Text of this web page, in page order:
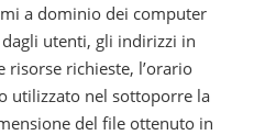
a dominio dei computer
utenti, gli indirizzi in
risorse richieste, l’orario
utilizzato nel sottoporre la
del file ottenuto in